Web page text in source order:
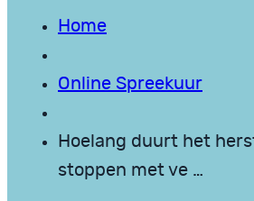
Home
Online Spreekuur
Hoelang duurt het
stoppen met ve …